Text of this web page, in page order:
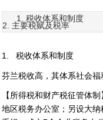
1. 税收体系和制度
2. 主要税赋及税率
1. 税收体系和制度
芬兰税收高，其体系社会
【所得税和财产税征管体
地区税务办公室；另设大纳